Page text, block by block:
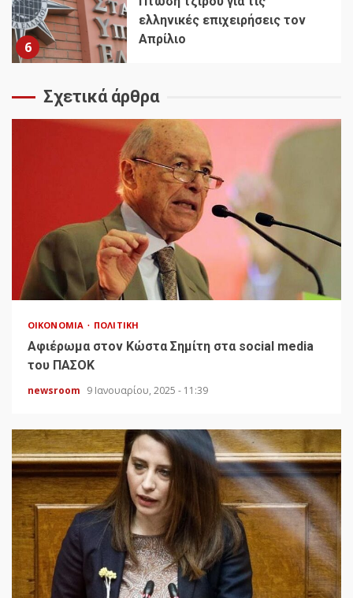
6
ελληνικές επιχειρήσεις τον
Απρίλιο
Σχετικά άρθρα
ΟΙΚΟΝΟΜΊΑ ΠΟΛΙΤΙΚΉ
Αφιέρωμα στον Κώστα Σημίτη στα social media
του ΠΑΣΟΚ
newsroom 9 Ιανουαρίου, 2025 - 11:39